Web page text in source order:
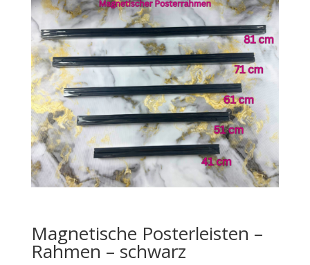
Magnetische Posterleisten –
Rahmen – schwarz